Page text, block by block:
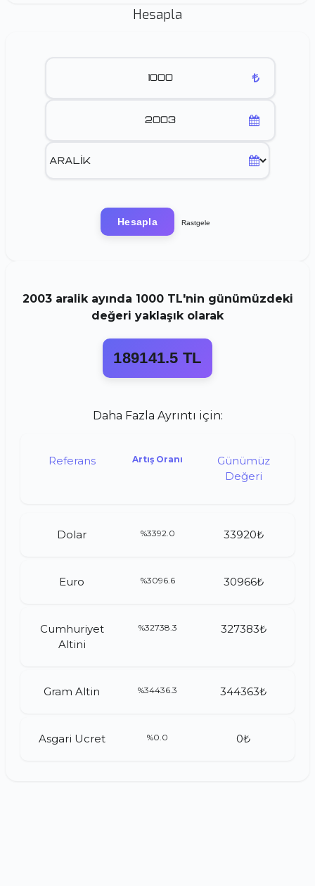
Hesapla
Hesapla Rastgele
2003 aralikayında 1000 TL'nin günümüzdeki
değeri yaklaşık olarak
189141.5 TL
Daha Fazla Ayrıntı için:
Referans Artış Oranı
Günümüz
Değeri
Dolar %3392.0 33920₺
Euro %3096.6 30966₺
Cumhuriyet
Altini
%32738.3 327383₺
Gram Altin %34436.3 344363₺
Asgari Ucret %0.0 0₺